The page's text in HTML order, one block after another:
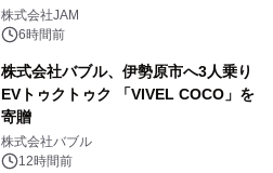
GR 4車種の FUNBOO(ミニカー)付き
メニューが展開されます
株式会社JAM
6時間前
株式会社バブル、伊勢原市へ3人乗り
EVトゥクトゥク 「VIVEL COCO」を
寄贈
株式会社バブル
12時間前